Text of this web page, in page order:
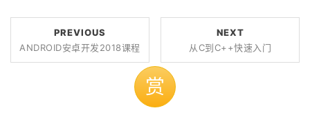
PREVIOUS
ANDROID安卓开发2018课程
NEXT
从C到C++快速入门
赏